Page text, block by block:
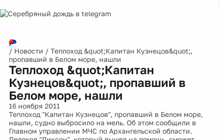
/ Новости / Теплоход &quot;Капитан Кузнецов&quot;,
пропавший в Белом море, нашли
Теплоход &quot;Капитан
Кузнецов&quot;, пропавший в
Белом море, нашли
16 ноября 2011
Теплоход "Капитан Кузнецов", пропавший в Белом море,
нашли, судно выбросило на мель. Об этом сообщили в
Главном управлении МЧС по Архангельской области.